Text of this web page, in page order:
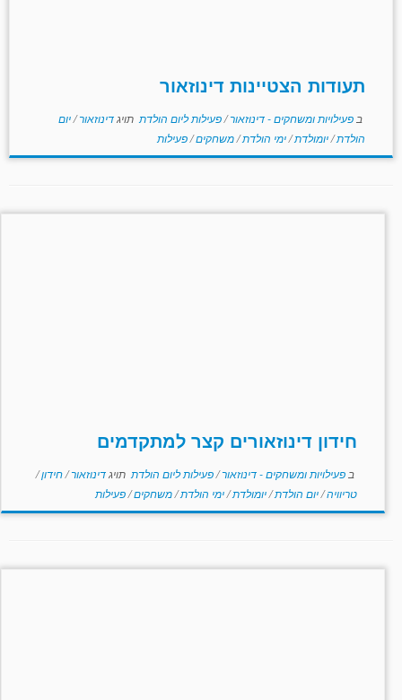
תעודות הצטיינות דינוזאור
ב פעילויות ומשחקים - דינוזאור/פעילות ליום הולדת תויגדינוזאור/יום
הולדת/יומולדת/ימי הולדת/משחקים/פעילות
חידון דינוזאורים קצר למתקדמים
ב פעילויות ומשחקים - דינוזאור/פעילות ליום הולדת תויגדינוזאור/חידון/
טריוויה/יום הולדת/יומולדת/ימי הולדת/משחקים/פעילות